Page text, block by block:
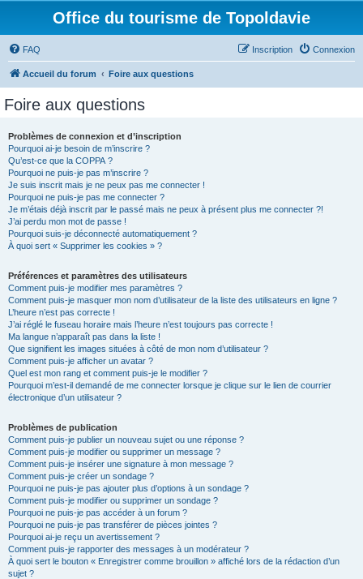
Office du tourisme de Topoldavie
FAQ Connexion
Inscription
Accueil du forum Foire aux questions
Foire aux questions
Problèmes de connexion et d’inscription
Pourquoi ai-je besoin de m’inscrire ?
Qu’est-ce que la COPPA ?
Pourquoi ne puis-je pas m’inscrire ?
Je suis inscrit mais je ne peux pas me connecter !
Pourquoi ne puis-je pas me connecter ?
Je m’étais déjà inscrit par le passé mais ne peux à présent plus me connecter ?!
J’ai perdu mon mot de passe !
Pourquoi suis-je déconnecté automatiquement ?
À quoi sert « Supprimer les cookies » ?
Préférences et paramètres des utilisateurs
Comment puis-je modifier mes paramètres ?
Comment puis-je masquer mon nom d’utilisateur de la liste des utilisateurs en ligne ?
L’heure n’est pas correcte !
J’ai réglé le fuseau horaire mais l’heure n’est toujours pas correcte !
Ma langue n’apparaît pas dans la liste !
Que signifient les images situées à côté de mon nom d’utilisateur ?
Comment puis-je afficher un avatar ?
Quel est mon rang et comment puis-je le modifier ?
Pourquoi m’est-il demandé de me connecter lorsque je clique sur le lien de courrier
électronique d’un utilisateur ?
Problèmes de publication
Comment puis-je publier un nouveau sujet ou une réponse ?
Comment puis-je modifier ou supprimer un message ?
Comment puis-je insérer une signature à mon message ?
Comment puis-je créer un sondage ?
Pourquoi ne puis-je pas ajouter plus d’options à un sondage ?
Comment puis-je modifier ou supprimer un sondage ?
Pourquoi ne puis-je pas accéder à un forum ?
Pourquoi ne puis-je pas transférer de pièces jointes ?
Pourquoi ai-je reçu un avertissement ?
Comment puis-je rapporter des messages à un modérateur ?
À quoi sert le bouton « Enregistrer comme brouillon » affiché lors de la rédaction d’un
sujet ?